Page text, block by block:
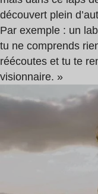
découvert plein
Par exemple : un
tu ne comprends
réécoutes et tu te
visionnaire. »